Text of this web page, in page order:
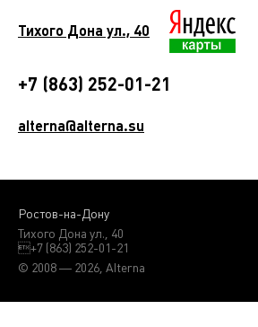
Тихого Дона ул., 40
+7 (863) 252-01-21
alterna@alterna.su
Ростов-на-Дону
Тихого Дона ул., 40
+7 (863) 252-01-21
© 2008 — 2026, Alterna